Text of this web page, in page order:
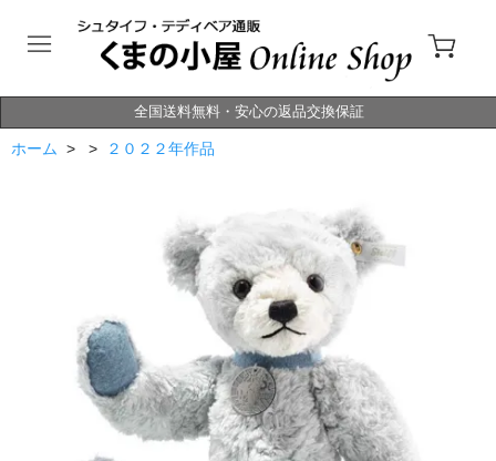
全国送料無料・安心の返品交換保証
ホーム > > ２０２２年作品